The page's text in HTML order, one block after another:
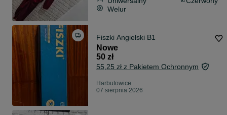
Welur
Fiszki Angielski B1
Nowe
50 zł
55,25 zł z Pakietem Ochronnym
Harbutowice
07 sierpnia 2026